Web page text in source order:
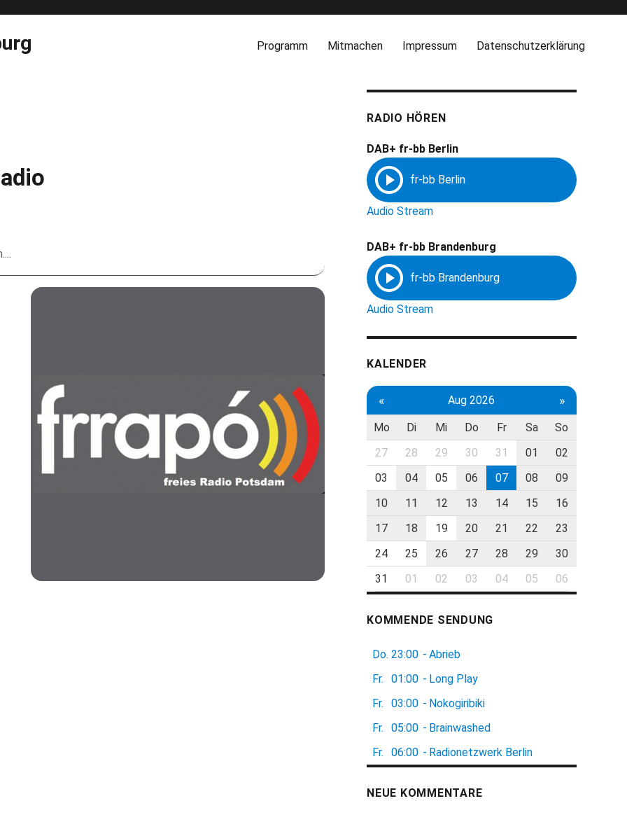
Programm Mitmachen Impressum Datenschutzerklärung
RADIO HÖREN
DAB+ fr-bb Berlin
Audio Stream
DAB+ fr-bb Brandenburg
Audio Stream
KALENDER
« Aug 2026 »
Mo Di Mi Do Fr Sa
So
27
28 29 30 31 01
02
03
04 05 06 07 08
09
10
11 12 13 14 15
16
17
18 19 20 21 22
23
24
25 26 27 28 29
30
31
01 02 03 04 05 06
KOMMENDE SENDUNG
Do. 23:00 - Abrieb
Fr.
01:00 - Long Play
Fr.
03:00 - Nokogiribiki
Fr.
05:00 - Brainwashed
Fr.
06:00 - Radionetzwerk Berlin
NEUE KOMMENTARE